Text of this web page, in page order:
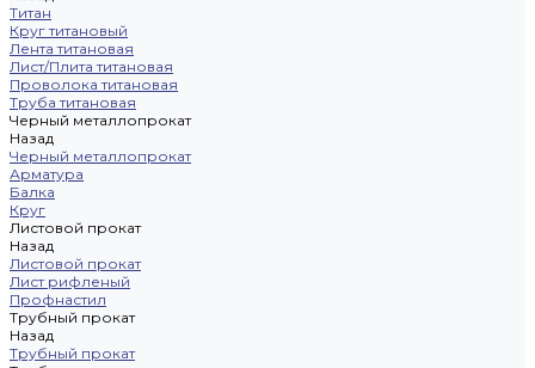
Титан
Круг титановый
Лента титановая
Лист/Плита титановая
Проволока титановая
Труба титановая
Черный металлопрокат
Назад
Черный металлопрокат
Арматура
Балка
Круг
Листовой прокат
Назад
Листовой прокат
Лист рифленый
Профнастил
Трубный прокат
Назад
Трубный прокат